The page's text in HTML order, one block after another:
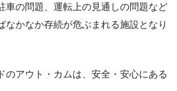
車の問題、運転上の見通しの問題など
なかなか存続が危ぶまれる施設となり
のアウト・カムは、安全・安心にある